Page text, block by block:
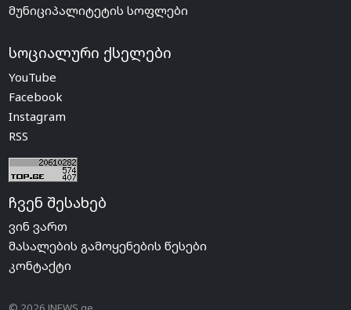
მუნიციპალიტეტის სოფლები
სოციალური ქსელები
YouTube
Facebook
Instagram
RSS
ჩვენ შესახებ
ვინ ვართ
მასალების გამოყენების წესები
კონტაქტი